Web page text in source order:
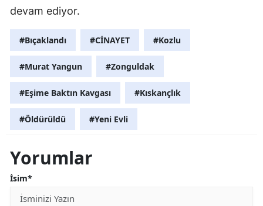
devam ediyor.
#Bıçaklandı #CİNAYET #Kozlu
#Murat Yangun #Zonguldak
#Eşime Baktın Kavgası #Kıskançlık
#Öldürüldü #Yeni Evli
Yorumlar
İsim*